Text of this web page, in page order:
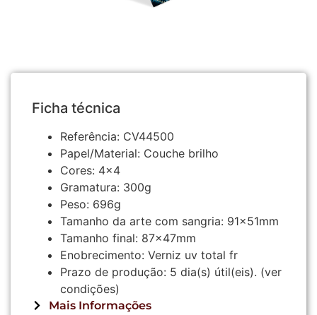
Ficha técnica
Referência: CV44500
Papel/Material: Couche brilho
Cores: 4×4
Gramatura: 300g
Peso: 696g
Tamanho da arte com sangria: 91x51mm
Tamanho final: 87x47mm
Enobrecimento: Verniz uv total fr
Prazo de produção: 5 dia(s) útil(eis). (ver
condições)
Mais Informações